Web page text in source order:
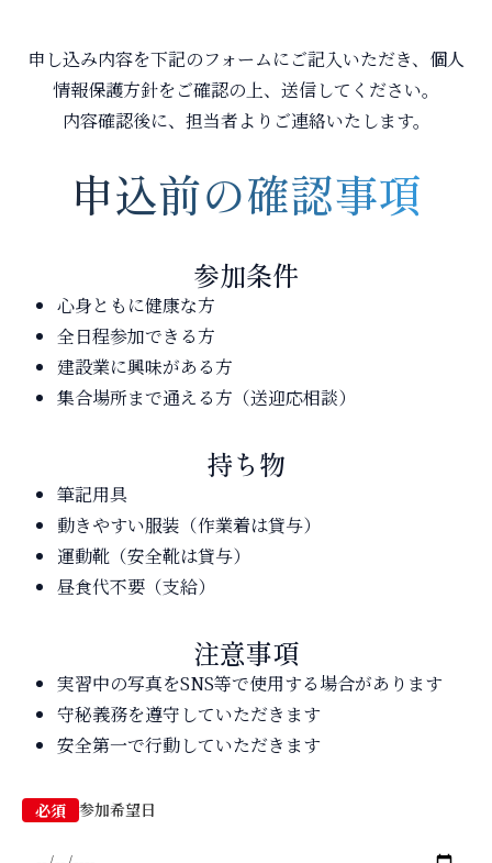
申し込み内容を下記のフォームにご記入いただき、個人
情報保護方針をご確認の上、送信してください。
内容確認後に、担当者よりご連絡いたします。
申込前の確認事項
参加条件
心身ともに健康な方
全日程参加できる方
建設業に興味がある方
集合場所まで通える方（送迎応相談）
持ち物
筆記用具
動きやすい服装（作業着は貸与）
運動靴（安全靴は貸与）
昼食代不要（支給）
注意事項
実習中の写真をSNS等で使用する場合があります
守秘義務を遵守していただきます
安全第一で行動していただきます
必須 参加希望日